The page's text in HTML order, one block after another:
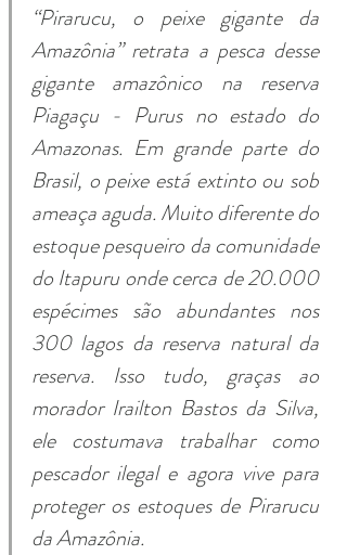
“Pirarucu, o peixe gigante da
Amazônia” retrata a pesca desse
gigante amazônico na reserva
Piagaçu - Purus no estado do
Amazonas. Em grande parte do
Brasil, o peixe está extinto ou sob
ameaça aguda. Muito diferente do
estoque pesqueiro da comunidade
do Itapuru onde cerca de 20.000
espécimes são abundantes nos
300 lagos da reserva natural da
reserva. Isso tudo, graças ao
morador Irailton Bastos da Silva,
ele costumava trabalhar como
pescador ilegal e agora vive para
proteger os estoques de Pirarucu
da Amazônia.